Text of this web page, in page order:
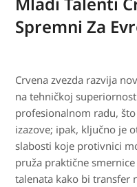
Spremni Za
Crvena zvezda razvija
na tehničkoj
profesionalnom radu,
izazove; ipak, ključno je
slabosti koje protivnici
pruža praktične
talenata kako bi transfer